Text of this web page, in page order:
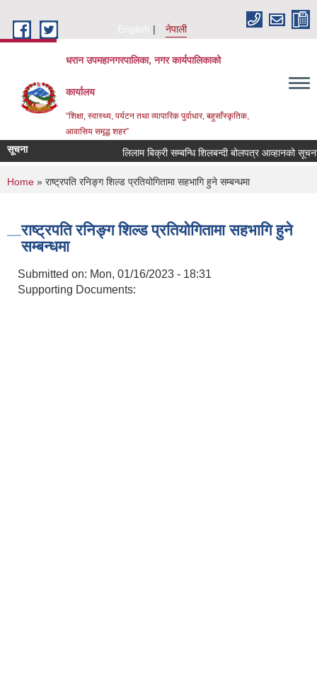
English
नेपाली
धरान उपमहानगरपालिका, नगर कार्यपालिकाको
कार्यालय
“शिक्षा, स्वास्थ्य, पर्यटन तथा व्यापारिक पुर्वाधार, बहुसाँस्कृतिक,
आवासिय समृद्ध शहर”
सूचना लिलाम बिक्री सम्बन्धि शिलबन्दी बोलपत्र आव्हानको
You are here
Home » राष्ट्रपति रनिङ्ग शिल्ड प्रतियोगितामा सहभागि हुने सम्बन्धमा
राष्ट्रपति रनिङ्ग शिल्ड प्रतियोगितामा सहभागि हुने
सम्बन्धमा
Submitted on: Mon, 01/16/2023 - 18:31
Supporting Documents: